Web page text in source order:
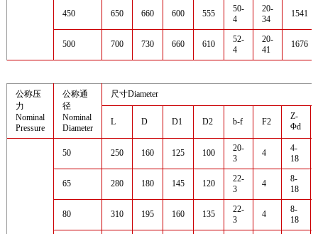
450 650 660 600 555
50-
4
20-
34
1541
500 700 730 660 610
52-
4
20-
41
1676
公称压
力
Nominal
Pressure
公称通
径
Nominal
Diameter
尺寸Diameter
L D D1 D2 b-f F2
Z-
Φd
50 250 160 125 100
20-
3
4
4-
18
65 280 180 145 120
22-
3
4
8-
18
80 310 195 160 135
22-
3
4
8-
18